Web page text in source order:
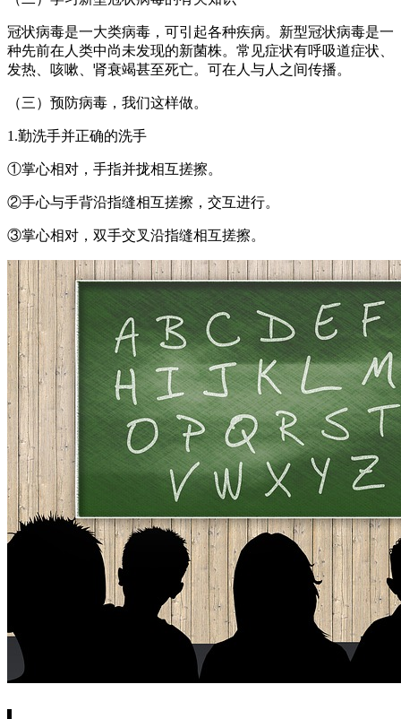
冠状病毒是一大类病毒，可引起各种疾病。新型冠状病毒是一
种先前在人类中尚未发现的新菌株。常见症状有呼吸道症状、
发热、咳嗽、肾衰竭甚至死亡。可在人与人之间传播。
（三）预防病毒，我们这样做。
1.勤洗手并正确的洗手
①掌心相对，手指并拢相互搓擦。
②手心与手背沿指缝相互搓擦，交互进行。
③掌心相对，双手交叉沿指缝相互搓擦。